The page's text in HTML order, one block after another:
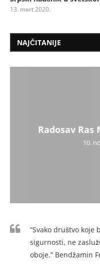
13. mart 2020.
NAJČITANIJE
Radosav
10.
“Svako društvo koje
sigurnosti, ne
oboje.” Bendžamin